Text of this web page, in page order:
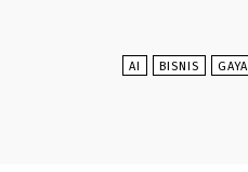
AI BISNIS GAYA